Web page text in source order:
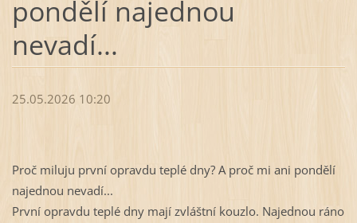
pondělí najednou
nevadí...
25.05.2026 10:20
Proč miluju první opravdu teplé dny? A proč mi ani pondělí
najednou nevadí...
První opravdu teplé dny mají zvláštní kouzlo. Najednou ráno